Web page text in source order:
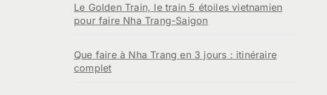
Le Golden Train, le train 5 étoiles vietnamien
pour faire Nha Trang-Saigon
Que faire à Nha Trang en 3 jours : itinéraire
complet